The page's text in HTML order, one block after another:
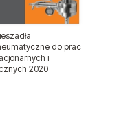
grawerskie
BenBow
do prac
i
2020